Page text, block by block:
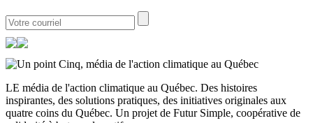
LE média de l'action climatique au Québec. Des histoires
inspirantes, des solutions pratiques, des initiatives originales aux
quatre coins du Québec. Un projet de Futur Simple, coopérative de